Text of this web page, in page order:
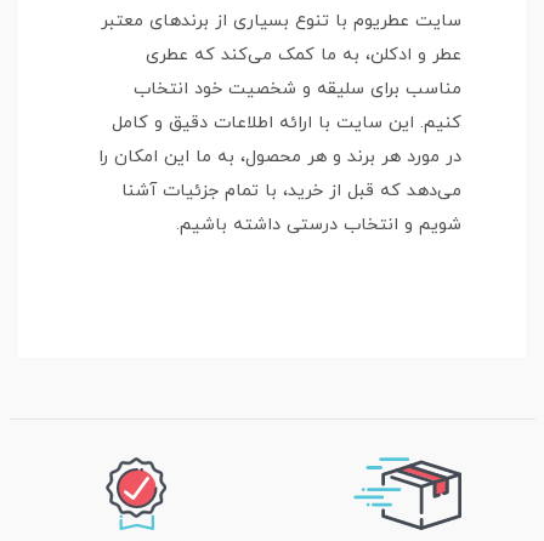
سایت عطریوم با تنوع بسیاری از برندهای معتبر
عطر و ادکلن، به ما کمک می‌کند که عطری
مناسب برای سلیقه و شخصیت خود انتخاب
کنیم. این سایت با ارائه اطلاعات دقیق و کامل
در مورد هر برند و هر محصول، به ما این امکان را
می‌دهد که قبل از خرید، با تمام جزئیات آشنا
شویم و انتخاب درستی داشته باشیم.